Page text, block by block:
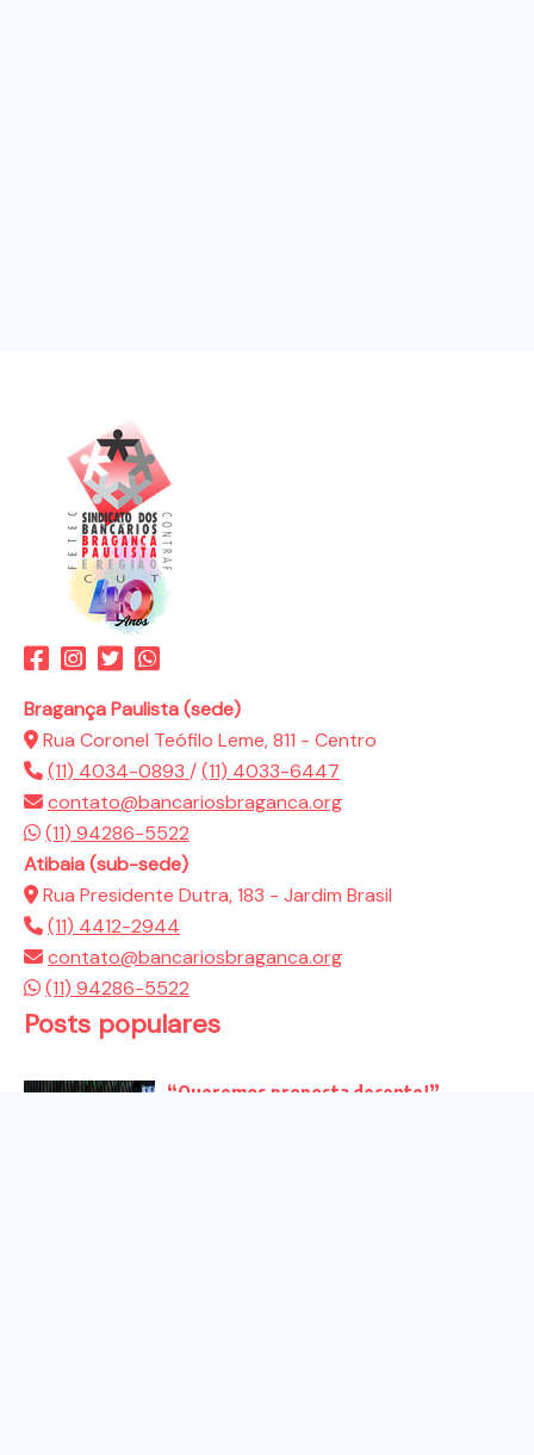
Bragança Paulista (sede)
Rua Coronel Teófilo Leme, 811 - Centro
(11) 4034-0893 /(11) 4033-6447
contato@bancariosbraganca.org
(11) 94286-5522
Atibaia (sub-sede)
Rua Presidente Dutra, 183 - Jardim Brasil
(11) 4412-2944
contato@bancariosbraganca.org
(11) 94286-5522
Posts populares
“Queremos proposta decente!”